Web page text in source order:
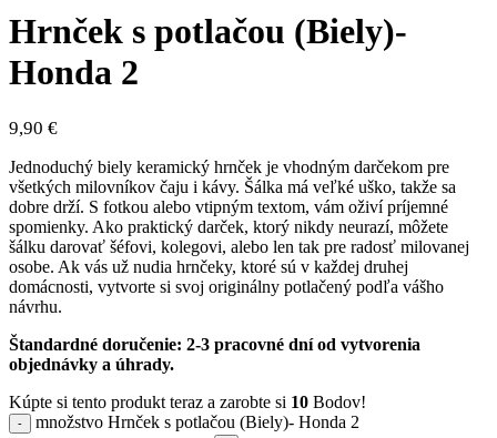
Hrnček s potlačou (Biely)-
Honda 2
9,90 €
Jednoduchý biely keramický hrnček je vhodným darčekom pre
všetkých milovníkov čaju i kávy. Šálka má veľké uško, takže sa
dobre drží. S fotkou alebo vtipným textom, vám oživí príjemné
spomienky. Ako praktický darček, ktorý nikdy neurazí, môžete
šálku darovať šéfovi, kolegovi, alebo len tak pre radosť milovanej
osobe. Ak vás už nudia hrnčeky, ktoré sú v každej druhej
domácnosti, vytvorte si svoj originálny potlačený podľa vášho
návrhu.
Štandardné doručenie: 2-3 pracovné dní od vytvorenia
objednávky a úhrady.
Kúpte si tento produkt teraz a zarobte si 10 Bodov!
množstvo Hrnček s potlačou (Biely)- Honda 2